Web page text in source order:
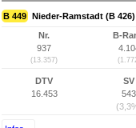
B 449 Nieder-Ramstadt (B
Nr.
937
(13.357)
B-
DTV
16.453
SV
543